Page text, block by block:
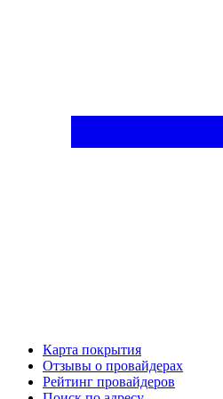
Карта покрытия
Отзывы о провайдерах
Рейтинг провайдеров